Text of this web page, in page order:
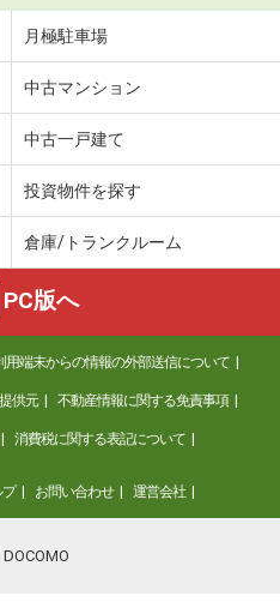
層
万円
宮崎市清武町加納甲
高
円
宮崎市祇園３丁目
層
月極駐車場
中古マンション
中古一戸建て
投資物件を探す
倉庫/トランクルーム
PC版へ
用端末からの情報の外部送信について
供元 不動産情報に関する免責事項
消費税に関する表記について
お問い合わせ 運営会社